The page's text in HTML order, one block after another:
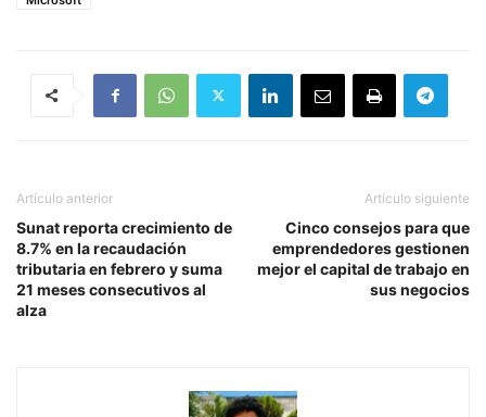
Artículo anterior
Sunat reporta crecimiento de
8.7% en la recaudación
tributaria en febrero y suma
21 meses consecutivos al
alza
Artículo siguiente
Cinco consejos para que
emprendedores gestionen
mejor el capital de trabajo en
sus negocios